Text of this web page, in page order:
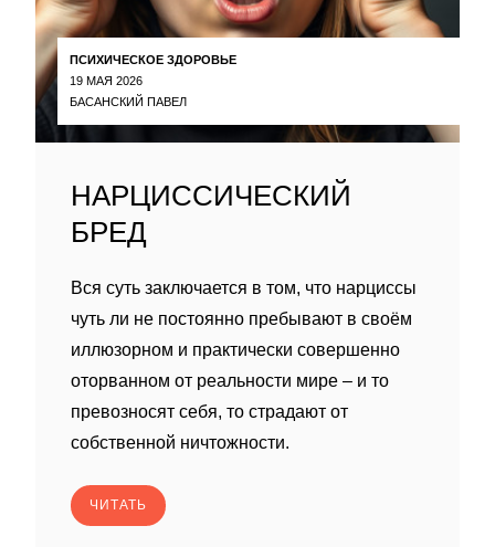
ПСИХИЧЕСКОЕ ЗДОРОВЬЕ
19 МАЯ 2026
БАСАНСКИЙ ПАВЕЛ
НАРЦИССИЧЕСКИЙ
БРЕД
Вся суть заключается в том, что нарциссы
чуть ли не постоянно пребывают в своём
иллюзорном и практически совершенно
оторванном от реальности мире – и то
превозносят себя, то страдают от
собственной ничтожности.
ЧИТАТЬ